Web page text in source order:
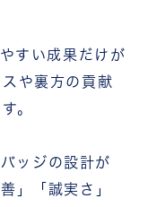
すい成果だけが
や裏方の貢献
。
ッジの設計が
」「誠実さ」